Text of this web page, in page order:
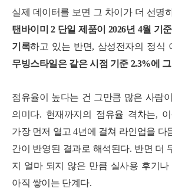
실제 데이터를 보면 그 차이가 더 선명
탠바이미 2 단일 제품이 2026년 4월 기
기록하고 있는 반면, 삼성전자의 정식
무빙스타일은 같은 시점 기준 2.3%에
점유율이 높다는 건 그만큼 많은 사람
의미다. 현재까지의 점유율 격차는,
가장 먼저 열고 4년에 걸쳐 라인업을 다
간이 반영된 결과로 해석된다. 반면 더
지 얼마 되지 않은 만큼 실사용 후기나
아직 쌓이는 단계다.